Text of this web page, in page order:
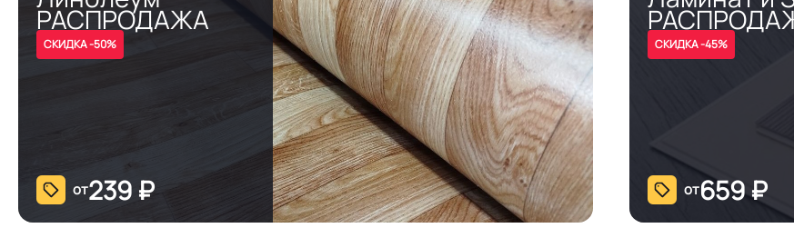
РАСПРОДАЖА
СКИДКА -50%
от239 ₽
СКИДКА -45%
от659₽